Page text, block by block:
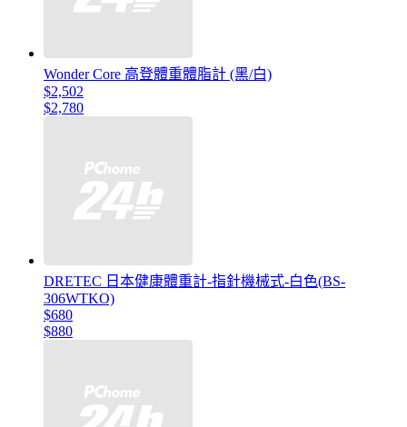
Wonder Core 高登體重體脂計 (黑/白)
$2,502
$2,780
DRETEC 日本健康體重計-指針機械式-白色(BS-
306WTKO)
$680
$880